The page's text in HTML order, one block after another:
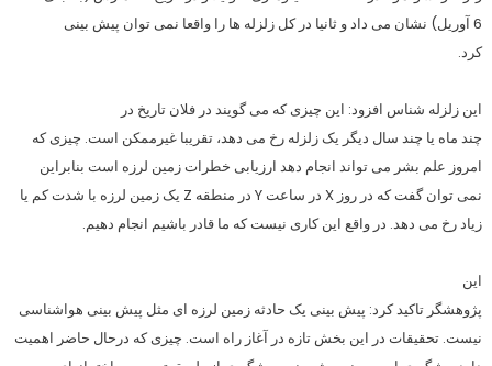
6 آوریل) نشان می داد و ثانیا در کل زلزله ها را واقعا نمی توان پیش بینی
کرد.
این زلزله شناس افزود: این چیزی که می گویند در فلان تاریخ در
چند ماه یا چند سال دیگر یک زلزله رخ می دهد، تقریبا غیرممکن است. چیزی که
امروز علم بشر می تواند انجام دهد ارزیابی خطرات زمین لرزه است بنابراین
نمی توان گفت که در روز X در ساعت Y در منطقه Z یک زمین لرزه با شدت کم یا
زیاد رخ می دهد. در واقع این کاری نیست که ما قادر باشیم انجام دهیم.
این
پژوهشگر تاکید کرد: پیش بینی یک حادثه زمین لرزه ای مثل پیش بینی هواشناسی
نیست. تحقیقات در این بخش تازه در آغاز راه است. چیزی که درحال حاضر اهمیت